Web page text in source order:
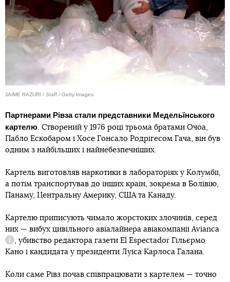
JAIME RAZURI / Staff / Getty Images
Партнерами Рівза стали представники Медельїнського
картелю . Створений у 1976 році трьома братами Очоа,
Пабло Ескобаром і Хосе Гонсало Родрігесом Гача, він був
одним з найбільших і найнебезпечніших.
Картель виготовляв наркотики в лабораторіях у Колумбії,
а потім транспортував до інших країн, зокрема в Болівію,
Панаму, Центральну Америку, США та Канаду.
Картелю приписують чимало жорстоких злочинів, серед
них — вибух цивільного авіалайнера авіакомпанії Avianca
Довідка
, убивство редактора газети El Espectador Гільєрмо
Кано і кандидата у президенти Луїса Карлоса Галана.
Коли саме Рівз почав співпрацювати з картелем — точно